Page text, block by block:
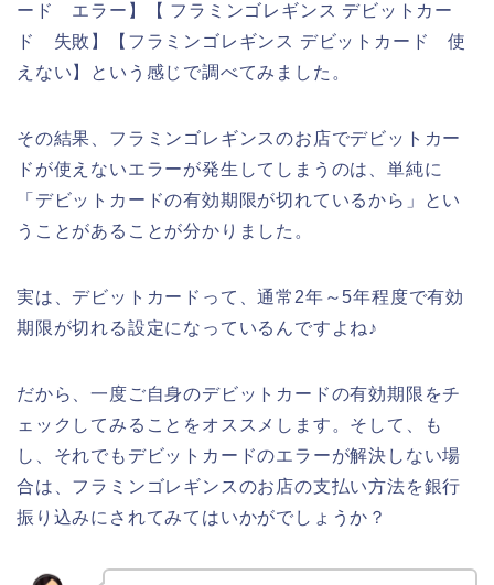
ード エラー】【 フラミンゴレギンス デビットカー
ド 失敗】【フラミンゴレギンス デビットカード 使
えない】という感じで調べてみました。
その結果、フラミンゴレギンスのお店でデビットカー
ドが使えないエラーが発生してしまうのは、単純に
「デビットカードの有効期限が切れているから」とい
うことがあることが分かりました。
実は、デビットカードって、通常2年～5年程度で有効
期限が切れる設定になっているんですよね♪
だから、一度ご自身のデビットカードの有効期限をチ
ェックしてみることをオススメします。そして、も
し、それでもデビットカードのエラーが解決しない場
合は、フラミンゴレギンスのお店の支払い方法を銀行
振り込みにされてみてはいかがでしょうか？